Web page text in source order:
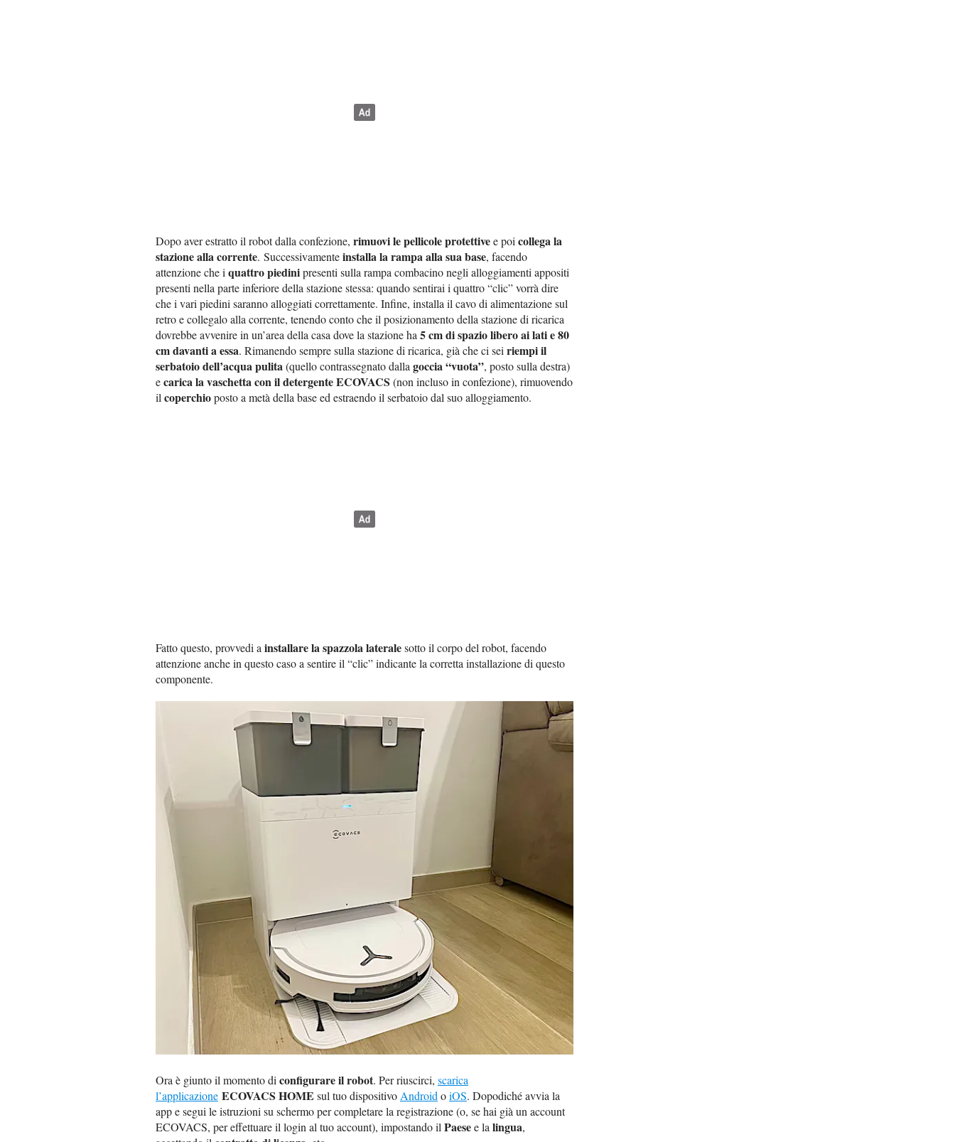
Dopo aver estratto il robot dalla confezione, rimuovi le pellicole protettivee poicollega la
stazione alla corrente. Successivamenteinstalla la rampa alla sua base, facendo
attenzione che iquattro piedinipresenti sulla rampa combacino negli alloggiamenti appositi
presenti nella parte inferiore della stazione stessa: quando sentirai i quattro “clic” vorrà dire
che i vari piedini saranno alloggiati correttamente. Infine, installa il cavo di alimentazione sul
retro e collegalo alla corrente, tenendo conto che il posizionamento della stazione di ricarica
dovrebbe avvenire in un’area della casa dove la stazione ha5 cm di spazio libero ai lati e 80
cm davanti a essa. Rimanendo sempre sulla stazione di ricarica, già che ci seiriempi il
serbatoio dell’acqua pulita(quello contrassegnato dallagoccia “vuota”, posto sulla destra)
ecarica la vaschetta con il detergente ECOVACS (non incluso in confezione), rimuovendo
ilcoperchioposto a metà della base ed estraendo il serbatoio dal suo alloggiamento.
Fatto questo, provvedi ainstallare la spazzola lateralesotto il corpo del robot, facendo
attenzione anche in questo caso a sentire il “clic” indicante la corretta installazione di questo
componente.
Ora è giunto il momento di configurare il robot. Per riuscirci, scarica
l’applicazione ECOVACS HOME sul tuo dispositivo Android oiOS. Dopodiché avvia la
app e segui le istruzioni su schermo per completare la registrazione (o, se hai già un account
ECOVACS, per effettuare il login al tuo account), impostando il Paesee la lingua,